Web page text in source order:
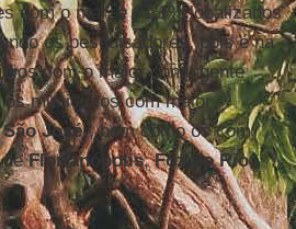
com o mar, e 61,1% localizados
os pesquisadores, pois é na
com o maior contingente
os municípios com maior
São José), bem como os com
deFlorianópolis,Foz do Rio